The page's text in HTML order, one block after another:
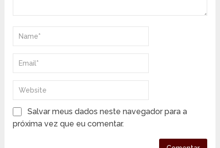
Salvar meus dados neste navegador para a
próxima vez que eu comentar.